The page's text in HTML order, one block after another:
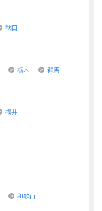
秋田
栃木 群馬
福井
和歌山